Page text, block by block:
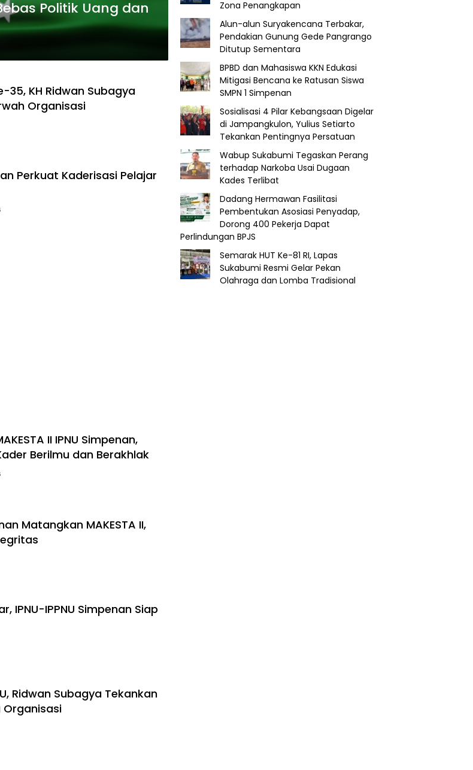
Politik Uang dan
35, KH Ridwan Subagya
Organisasi
Perkuat Kaderisasi Pelajar
II IPNU Simpenan,
Berilmu dan Berakhlak
Matangkan MAKESTA II,
IPNU-IPPNU Simpenan Siap
Ridwan Subagya Tekankan
Organisasi
Zona Penangkapan
Alun-alun Suryakencana Terbakar,
Pendakian Gunung Gede Pangrango
Ditutup Sementara
BPBD dan Mahasiswa KKN Edukasi
Mitigasi Bencana ke Ratusan Siswa
SMPN 1 Simpenan
Sosialisasi 4 Pilar Kebangsaan Digelar
di Jampangkulon, Yulius Setiarto
Tekankan Pentingnya Persatuan
Wabup Sukabumi Tegaskan Perang
terhadap Narkoba Usai Dugaan
Kades Terlibat
Dadang Hermawan Fasilitasi
Pembentukan Asosiasi Penyadap,
Dorong 400 Pekerja Dapat
Perlindungan BPJS
Semarak HUT Ke-81 RI, Lapas
Sukabumi Resmi Gelar Pekan
Olahraga dan Lomba Tradisional